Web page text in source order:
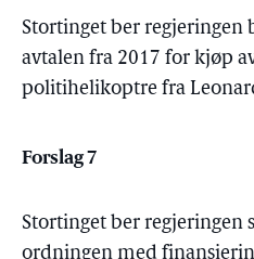
Stortinget ber regjeringen
avtalen fra 2017 for kjøp
politihelikoptre fra
Forslag 7
Stortinget ber regjeringen
ordningen med